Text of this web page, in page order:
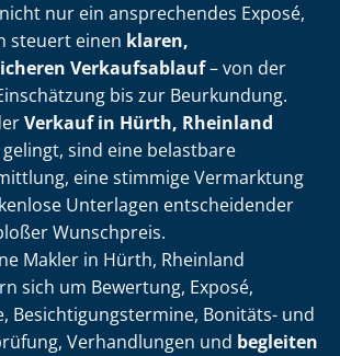
nur ein ansprechendes Exposé,
steuert einen klaren,
Verkaufsablauf– von der
bis zur Beurkundung.
Verkauf in Hürth, Rheinland
sind eine belastbare
eine stimmige Vermarktung
Unterlagen entscheidender
Wunschpreis.
Makler in Hürth, Rheinland
sich um Bewertung, Exposé,
Be­sich­ti­gungs­ter­mi­ne, Bonitäts- und
Verhandlungen und begleiten